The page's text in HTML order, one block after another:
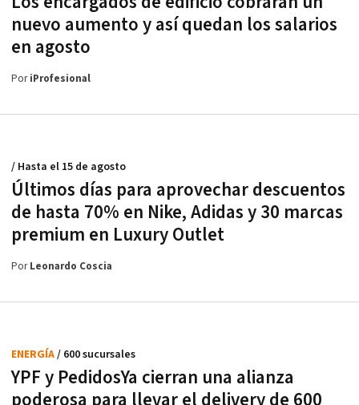
nuevo aumento y así quedan los salarios
en agosto
PoriProfesional
Últimos días para aprovechar descuentos
de hasta 70% en Nike, Adidas y 30 marcas
premium en Luxury Outlet
/ Hasta el 15 de agosto
PorLeonardo Coscia
YPF y PedidosYa cierran una alianza
poderosa para llevar el delivery de 600
ENERGÍA/ 600 sucursales